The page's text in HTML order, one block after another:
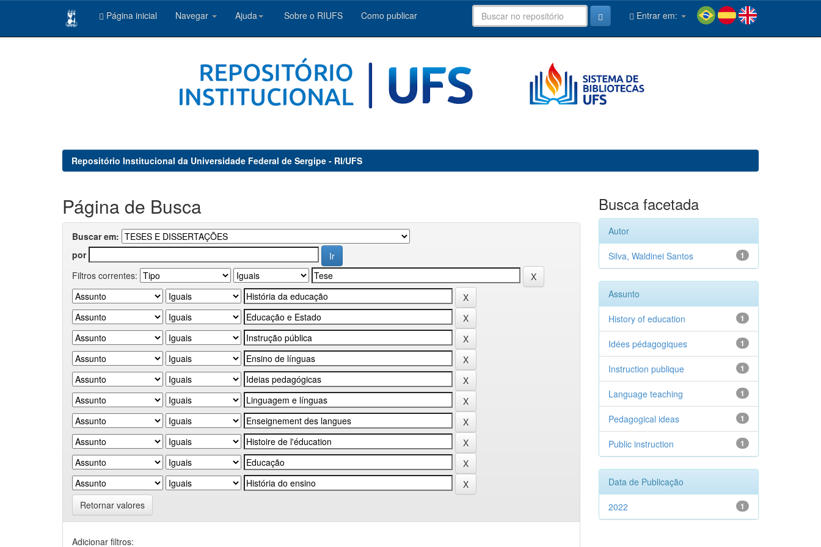
Página inicial Navegar Ajuda Sobre o RIUFS Como publicar Entrar em:
Repositório Institucional da Universidade Federal de Sergipe - RI/UFS
Página de Busca
Buscar em:
por
Filtros correntes:
Retornar valores
Adicionar filtros:
Busca facetada
Autor
1
Silva, Waldinei Santos
Assunto
1
History of education
1
Idées pédagogiques
1
Instruction publique
1
Language teaching
1
Pedagogical ideas
1
Public instruction
Data de Publicação
1
2022